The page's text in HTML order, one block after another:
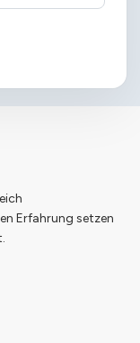
Erfahrung setzen